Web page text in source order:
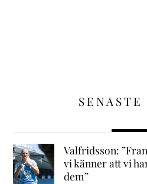
Valfridsson:
vi känner att vi
dem”